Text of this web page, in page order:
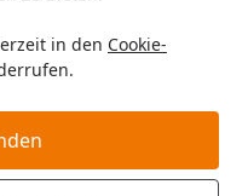
in den Cookie-